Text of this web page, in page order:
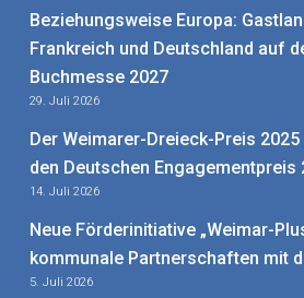
Beziehungsweise Europa:
Frankreich und Deutschland auf
Buchmesse 2027
29. Juli 2026
Der Weimarer-Dreieck-Preis
den Deutschen Engagementpreis
14. Juli 2026
Neue Förderinitiative „Weimar-
kommunale Partnerschaften mit
5. Juli 2026